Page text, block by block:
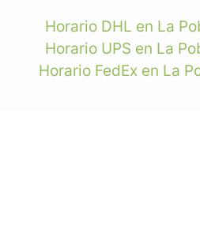
Horario DHL en La
Horario UPS en La
Horario FedEx en La